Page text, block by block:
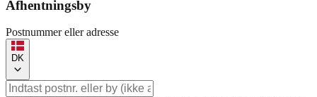
Afhentningsby
Postnummer eller adresse
DK